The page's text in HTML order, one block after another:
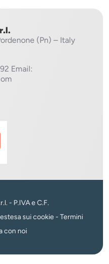
(Pn) – Italy
Email:
- P.IVA e C.F.
sui cookie - Termini
con noi